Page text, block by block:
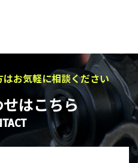
お気軽に相談ください
はこちら